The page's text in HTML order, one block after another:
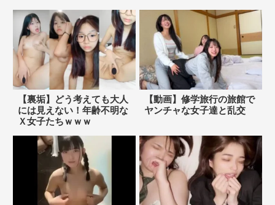
【裏垢】どう考えても大人
には見えない！年齢不明な
Ｘ女子たちｗｗｗ
【動画】修学旅行の旅館で
ヤンチャな女子達と乱交